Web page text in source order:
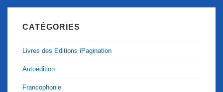
CATÉGORIES
Livres des Editions iPagination
Autoédition
Francophonie